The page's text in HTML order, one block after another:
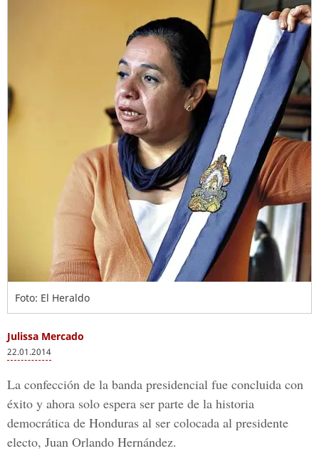
Foto: El Heraldo
Julissa Mercado
22.01.2014
La confección de la banda presidencial fue concluida con
éxito y ahora solo espera ser parte de la historia
democrática de Honduras al ser colocada al presidente
electo, Juan Orlando Hernández.